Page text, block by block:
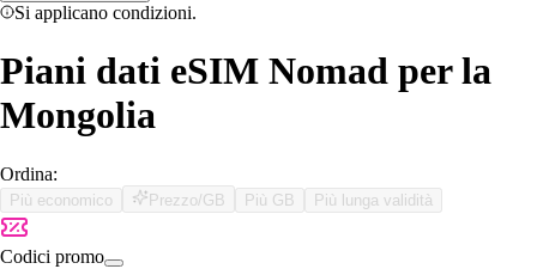
Si applicano condizioni.
Piani dati eSIM Nomad per la
Mongolia
Ordina:
Più economico Prezzo/GB Più GB Più lunga validità
Codici promo